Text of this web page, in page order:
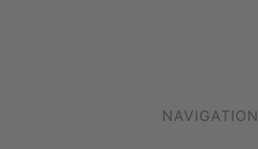
NAVIGATION